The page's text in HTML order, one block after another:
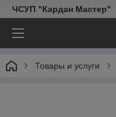
ЧСУП "Кардан Мастер"
Товары и услуги